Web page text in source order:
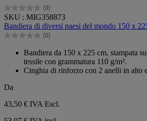
(0)
0.0
su
5
stelle.
SKU : MIG358873
Bandiera di diversi paesi del mondo 150 x
(0)
0.0
Bandiera da 150 x 225 cm, stampata
tessile con grammatura 110 g/m².
Cinghia di rinforzo con 2 anelli in alto
Da
43,50 € IVA Escl.